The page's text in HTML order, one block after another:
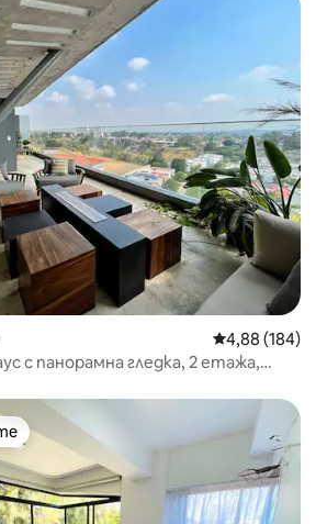
Средна
4,88 (184)
с панорамна гледка, 2 етажа,